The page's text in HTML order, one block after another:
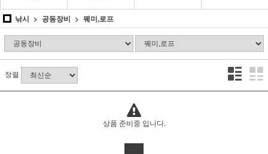
낚시 공동장비 꿰미,로프
정렬
상품 준비중 입니다.